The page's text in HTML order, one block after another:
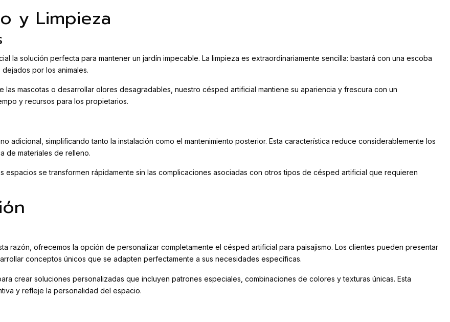
y Limpieza
la solución perfecta para mantener un jardín impecable. La limpieza es extraordinariamente sencilla: bastará con una escoba
por los animales.
mascotas o desarrollar olores desagradables, nuestro césped artificial mantiene su apariencia y frescura con un
y recursos para los propietarios.
adicional, simplificando tanto la instalación como el mantenimiento posterior. Esta característica reduce considerablemente los
de materiales de relleno.
se transformen rápidamente sin las complicaciones asociadas con otros tipos de césped artificial que requieren
razón, ofrecemos la opción de personalizar completamente el césped artificial para paisajismo. Los clientes pueden presentar
conceptos únicos que se adapten perfectamente a sus necesidades específicas.
crear soluciones personalizadas que incluyen patrones especiales, combinaciones de colores y texturas únicas. Esta
y refleje la personalidad del espacio.